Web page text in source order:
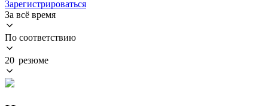
Зарегистрироваться
За всё время
По соответствию
20 резюме